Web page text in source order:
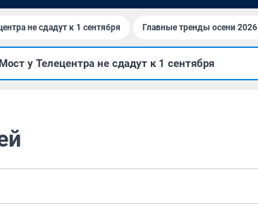
не сдадут к 1 сентября Главные тренды осени 2026
Мост у Телецентра не сдадут к 1 сентября